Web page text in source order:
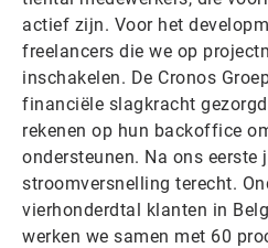
actief zijn. Voor het
freelancers die we op
inschakelen. De Cronos
financiële slagkracht
rekenen op hun backoffice
ondersteunen. Na ons eerste
stroomversnelling terecht.
vierhonderdtal klanten in
werken we samen met 60